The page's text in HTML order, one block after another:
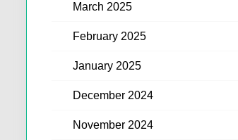
March 2025
February 2025
January 2025
December 2024
November 2024